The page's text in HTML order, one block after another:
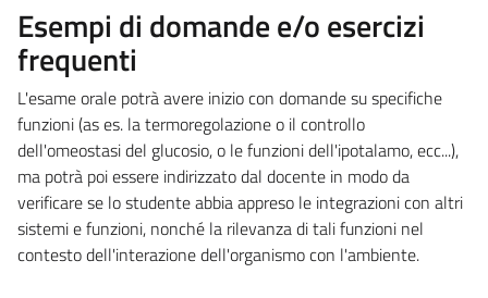
Esempi di domande e/o esercizi
frequenti
L'esame orale potrà avere inizio con domande su specifiche
funzioni (as es. la termoregolazione o il controllo
dell'omeostasi del glucosio, o le funzioni dell'ipotalamo, ecc...),
ma potrà poi essere indirizzato dal docente in modo da
verificare se lo studente abbia appreso le integrazioni con altri
sistemi e funzioni, nonché la rilevanza di tali funzioni nel
contesto dell'interazione dell'organismo con l'ambiente.